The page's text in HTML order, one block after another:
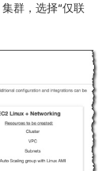
集群，选择“仅联